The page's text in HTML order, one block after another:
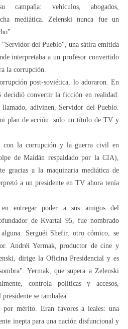
campaña: vehículos, abogados,
mediática. Zelenski nunca fue un
del Pueblo", una sátira emitida
interpretaba a un profesor convertido
la corrupción.
post-soviética, lo adoraron. En
decidió convertir la ficción en realidad:
adivinen, Servidor del Pueblo.
plan de acción: solo un título de TV y
con la corrupción y la guerra civil en
de Maidán respaldado por la CIA),
gracias a la maquinaria mediática de
a un presidente en TV ahora tenía
entregar poder a sus amigos del
de Kvartal 95, fue nombrado
Serguéi Shefir, otro cómico, se
Andréi Yermak, productor de cine y
dirige la Oficina Presidencial y es
Yermak, que supera a Zelenski
controla políticas y accesos,
se tambalea.
por mérito. Eran favores a leales: una
inepta para una nación disfuncional y